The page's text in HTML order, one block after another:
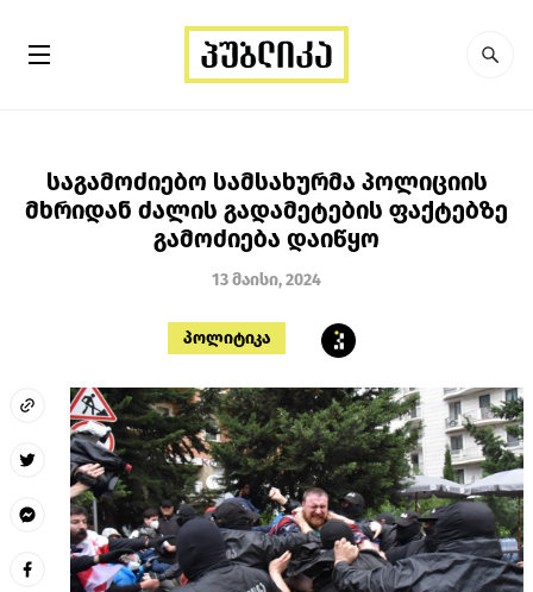
საგამოძიებო სამსახურმა პოლიციის
მხრიდან ძალის გადამეტების ფაქტებზე
გამოძიება დაიწყო
13 მაისი, 2024
პოლიტიკა